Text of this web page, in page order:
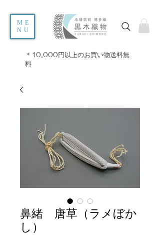
ME
NU
＊10,000円以上のお買い物送料無
料
鼻緒 唐草（ラメぼか
し）